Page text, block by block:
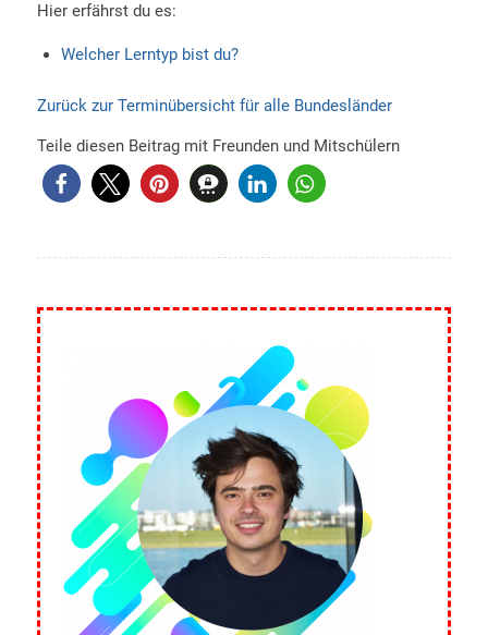
Hier erfährst du es:
Welcher Lerntyp bist du?
Zurück zur Terminübersicht für alle Bundesländer
Teile diesen Beitrag mit Freunden und Mitschülern